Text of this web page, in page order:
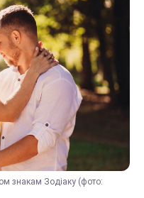
знакам Зодіаку (фото: